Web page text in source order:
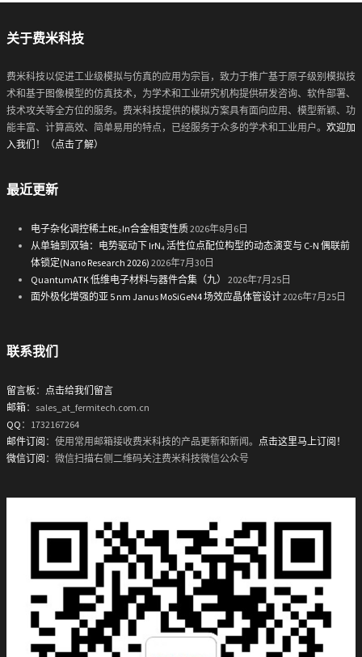
关于费米科技
费米科技以促进工业级模拟与仿真的应用为宗旨，致力于推广基于原子级别模拟技
术和基于图像模型的仿真技术，为学术和工业研究机构提供研发咨询、软件部署、
技术攻关等全方位的服务。费米科技提供的模拟方案具有面向应用、模型新颖、功
能丰富、计算高效、简单易用的特点，已经服务于众多的学术和工业用户。 欢迎加
入我们！（点击了解）
最近更新
电子杂化调控稀土RE₂In合金相变性质2026年8月6日
从单轴到双轴：电势驱动下 IrN₄ 活性位点配位构型的动态演变与 C-N 偶联前
体锁定(Nano Research 2026) 2026年7月30日
QuantumATK 低维电子材料与器件合集（九）
2026年7月25日
面外极化增强的亚 5 nm Janus MoSiGeN4 场效应晶体管设计2026年7月25日
联系我们
留言板 ： 点击给我们留言
邮箱：sales_at_fermitech.com.cn
QQ ：1732167264
邮件订阅 ：使用常用邮箱接收费米科技的产品更新和新闻。 点击这里马上订阅！
微信订阅 ：微信扫描右侧二维码关注费米科技微信公众号